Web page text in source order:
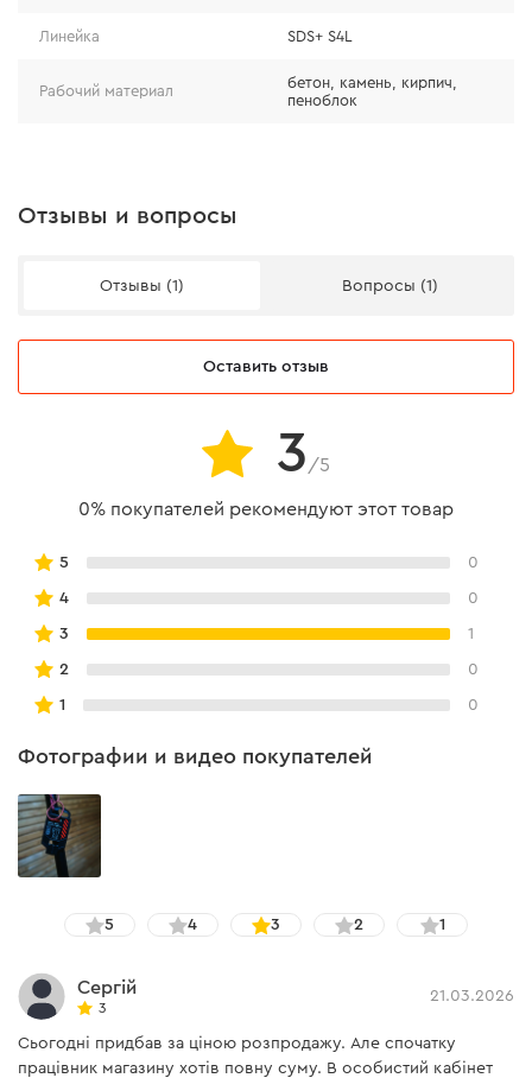
Линейка SDS+ S4L
Рабочий материал
бетон, камень, кирпич,
пеноблок
Отзывы и вопросы
Отзывы (1) Вопросы (1)
Оставить отзыв
3 /5
0% покупателей рекомендуют этот товар
5 0
4 0
3 1
2 0
1 0
Фотографии и видео покупателей
5 4 3 2 1
Сергій
3
21.03.2026
Сьогодні придбав за ціною розпродажу. Але спочатку
працівник магазину хотів повну суму. В особистий кабінет